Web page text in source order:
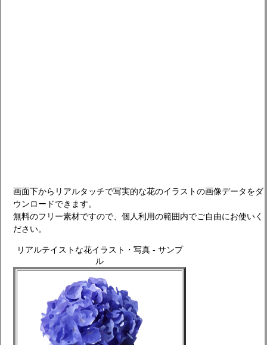
画面下からリアルタッチで写実的な花のイラストの画像データをダ
ウンロードできます。
無料のフリー素材ですので、個人利用の範囲内でご自由にお使いく
ださい。
リアルテイストな花イラスト・写真 - サンプ
ル